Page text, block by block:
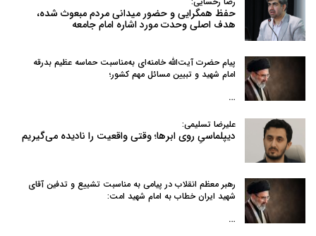
حفظ همگرایی و حضور میدانی مردم مبعوث شده،
هدف اصلی وحدت مورد اشاره امام جامعه
پیام حضرت آیت‌الله خامنه‌ای به‌مناسبت حماسه عظیم بدرقه
امام شهید و تبیین مسائل مهم کشور؛
…
علیرضا تسلیمی:
دیپلماسیِ روی ابرها؛ وقتی واقعیت را نادیده می‌گیریم
رهبر معظم انقلاب در پیامی به‌ مناسبت تشییع و تدفین آقای
شهید ایران خطاب به امام شهید امت:
…